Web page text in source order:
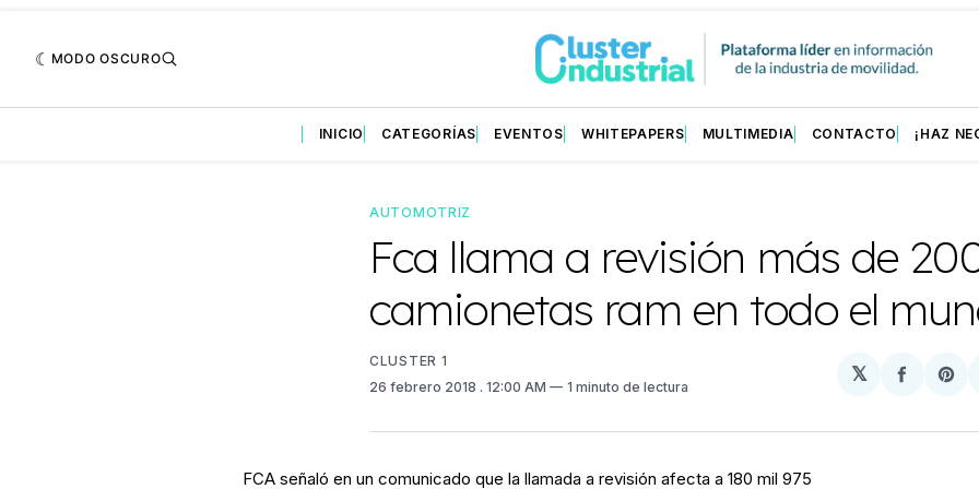
MODO OSCURO
INICIO CATEGORÍAS EVENTOS WHITEPAPERS MULTIMEDIA CONTACTO ¡HAZ
AUTOMOTRIZ
Fca llama a revisión más de
camionetas ram en todo el
CLUSTER 1
26 febrero 2018 . 12:00 AM 1 minuto de lectura
𝕏
FCA señaló en un comunicado que la llamada a revisión afecta a 180 mil 975